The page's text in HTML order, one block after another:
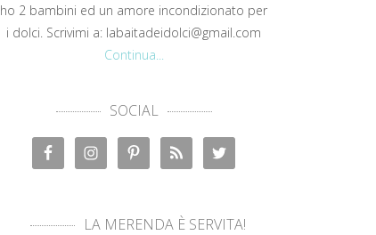
ho 2 bambini ed un amore incondizionato per
i dolci. Scrivimi a: labaitadeidolci@gmail.com
Continua...
SOCIAL
LA MERENDA È SERVITA!